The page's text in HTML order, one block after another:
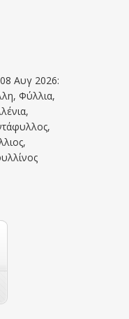
Αυγ 2026:
Φύλλια,